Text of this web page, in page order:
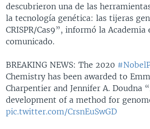
descubrieron una de las
la tecnología genética: las tijeras
CRISPR/Cas9”, informó la Academia
comunicado.
BREAKING NEWS: The 2020
Chemistry has been awarded to
Charpentier and Jennifer A. Doudna
development of a method for
pic.twitter.com/CrsnEuSwGD